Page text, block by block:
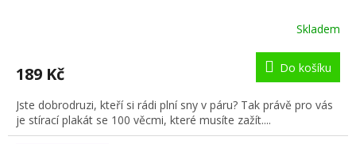
Skladem
189 Kč Do košíku
Jste dobrodruzi, kteří si rádi plní sny v páru? Tak právě pro vás
je stírací plakát se 100 věcmi, které musíte zažít....